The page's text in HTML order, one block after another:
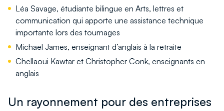
Léa Savage, étudiante bilingue en Arts, lettres et
communication qui apporte une assistance technique
importante lors des tournages
Michael James, enseignant d’anglais à la retraite
Chellaoui Kawtar et Christopher Conk, enseignants en
anglais
Un rayonnement pour des entreprises